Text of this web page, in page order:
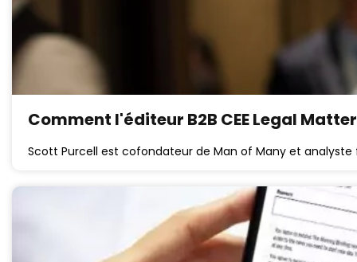
Comment l'éditeur B2B CEE Legal
Scott Purcell est cofondateur de Man of Many et analyste